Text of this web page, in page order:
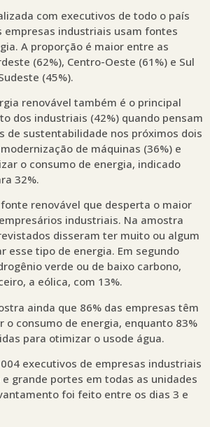
com executivos de todo o país
empresas industriais usam fontes
A proporção é maior entre as
(62%), Centro-Oeste (61%) e Sul
(45%).
renovável também é o principal
dos industriais (42%) quando pensam
de sustentabilidade nos próximos dois
de máquinas (36%) e
o consumo de energia, indicado
32%.
renovável que desperta o maior
industriais. Na amostra
disseram ter muito ou algum
esse tipo de energia. Em segundo
verde ou de baixo carbono,
a eólica, com 13%.
ainda que 86% das empresas têm
o consumo de energia, enquanto 83%
para otimizar o usode água.
executivos de empresas industriais
grande portes em todas as unidades
foi feito entre os dias 3 e